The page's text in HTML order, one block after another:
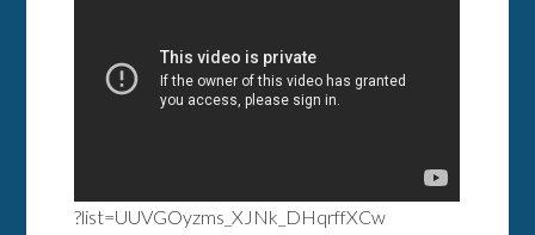
?list=UUVGOyzms_XJNk_DHqrffXCw